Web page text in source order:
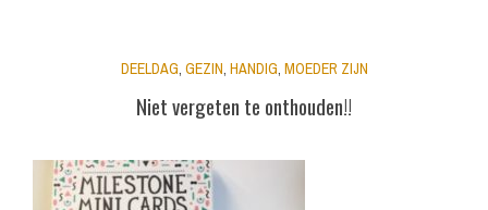
DEELDAG GEZIN HANDIG MOEDER ZIJN
Niet vergeten te onthouden!!